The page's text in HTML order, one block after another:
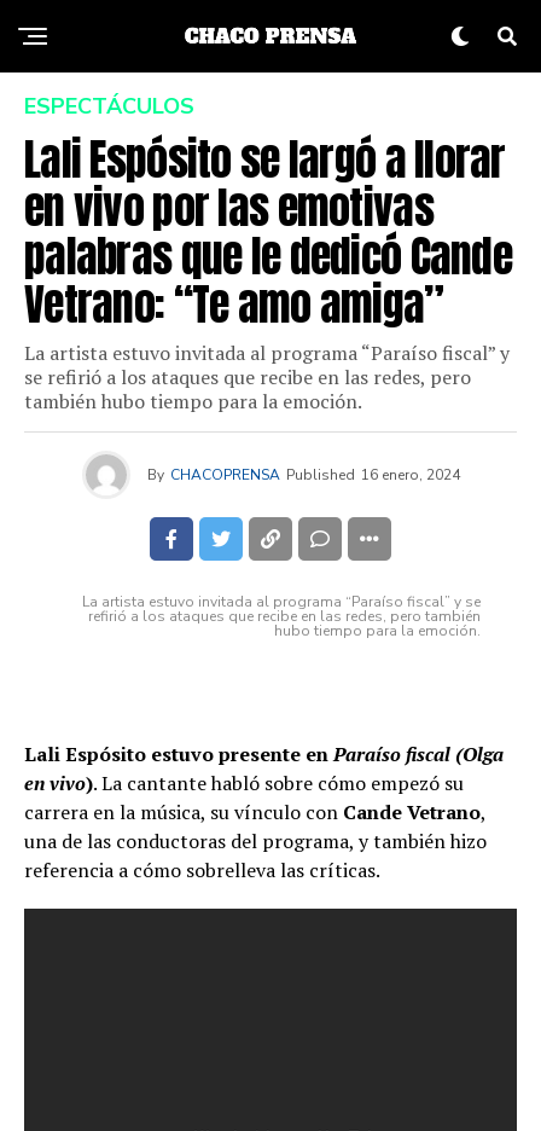
ESPECTÁCULOS
Lali Espósito se largó a llorar
en vivo por las emotivas
palabras que le dedicó Cande
Vetrano: “Te amo amiga”
La artista estuvo invitada al programa “Paraíso fiscal” y
se refirió a los ataques que recibe en las redes, pero
también hubo tiempo para la emoción.
By CHACOPRENSA Published 16 enero, 2024
La artista estuvo invitada al programa “Paraíso fiscal” y se
refirió a los ataques que recibe en las redes, pero también
hubo tiempo para la emoción.
Lali Espósito estuvo presente enParaíso fiscal (Olga
en vivo). La cantante habló sobre cómo empezó su
carrera en la música, su vínculo con Cande Vetrano,
una de las conductoras del programa, y también hizo
referencia a cómo sobrelleva las críticas.